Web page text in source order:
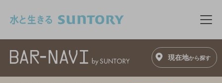
メ
現在地から探す